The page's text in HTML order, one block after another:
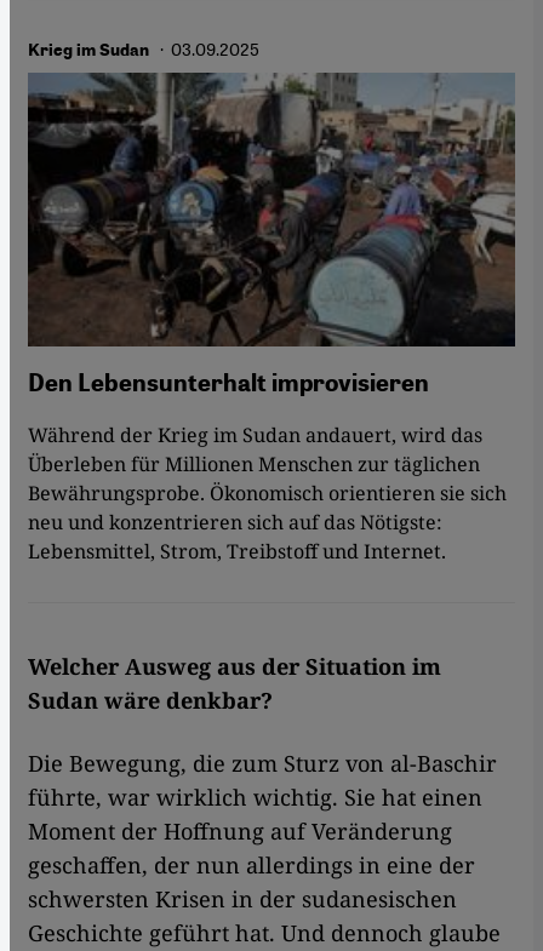
Krieg im Sudan · 03.09.2025
Den Lebensunterhalt improvisieren
Während der Krieg im Sudan andauert, wird das
Überleben für Millionen Menschen zur täglichen
Bewährungsprobe. Ökonomisch orientieren sie sich
neu und konzentrieren sich auf das Nötigste:
Lebensmittel, Strom, Treibstoff und Internet.
Welcher Ausweg aus der Situation im
Sudan wäre denkbar?
Die Bewegung, die zum Sturz von al-Baschir
führte, war wirklich wichtig. Sie hat einen
Moment der Hoffnung auf Veränderung
geschaffen, der nun allerdings in eine der
schwersten Krisen in der sudanesischen
Geschichte geführt hat. Und dennoch glaube